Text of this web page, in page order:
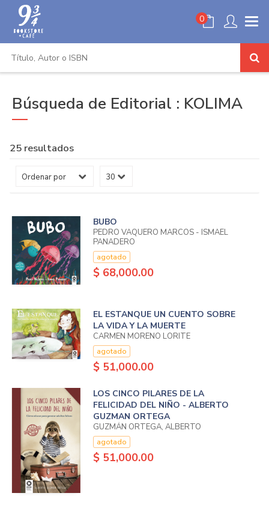
0
Búsqueda de Editorial : KOLIMA
25 resultados
BUBO
PEDRO VAQUERO MARCOS - ISMAEL
PANADERO
agotado
$ 68,000.00
EL ESTANQUE UN CUENTO SOBRE
LA VIDA Y LA MUERTE
CARMEN MORENO LORITE
agotado
$ 51,000.00
LOS CINCO PILARES DE LA
FELICIDAD DEL NIÑO - ALBERTO
GUZMAN ORTEGA
GUZMÁN ORTEGA, ALBERTO
agotado
$ 51,000.00